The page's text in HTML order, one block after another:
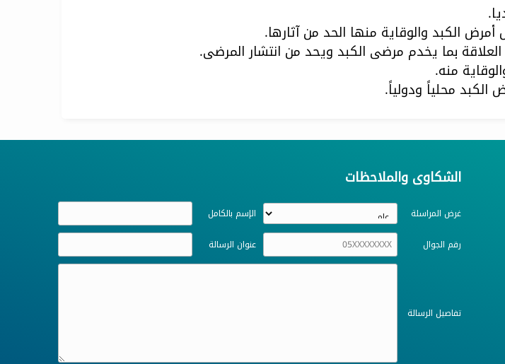
الكبد والوقاية منها الحد من آثارها.
العلاقة بما يخدم مرضى الكبد ويحد من انتشار المرضى.
منه.
محلياً ودولياً.
الشكاوى والملاحظات
غرض المراسلة
الإسم بالكامل
رقم الجوال
عنوان الرسالة
تفاصيل الرسالة